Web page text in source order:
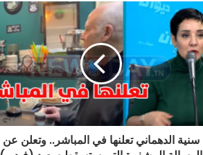
سنية الدهماني تعلنها في المباشر.. وتعلن عن